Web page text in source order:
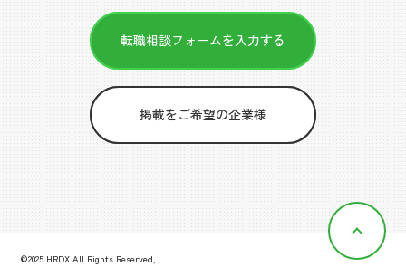
転職相談フォームを入力する
掲載をご希望の企業様
©2025 HRDX All Rights Reserved,